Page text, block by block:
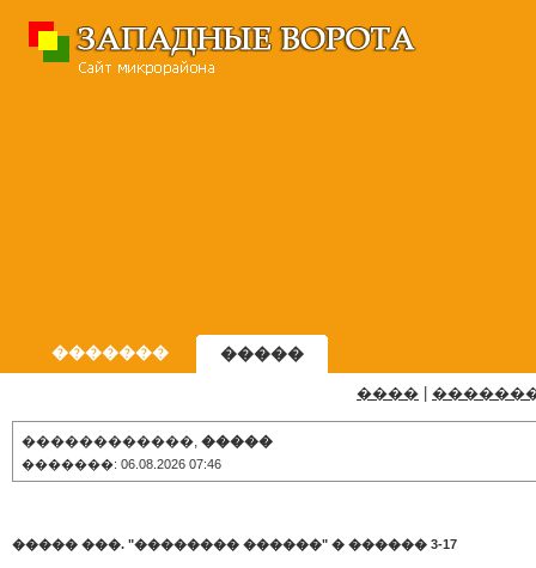
������� �����
����
������������, �����
�������: 06.08.2026 07:46
����� ���. "�������� ������" � ������ 3-17